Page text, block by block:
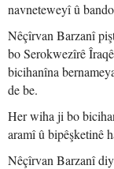
navneteweyî û
Nêçîrvan Barzanî
bo Serokwezîrê
bicihanîna
de be.
Her wiha ji bo
aramî û bipêşketinê
Nêçîrvan Barzanî